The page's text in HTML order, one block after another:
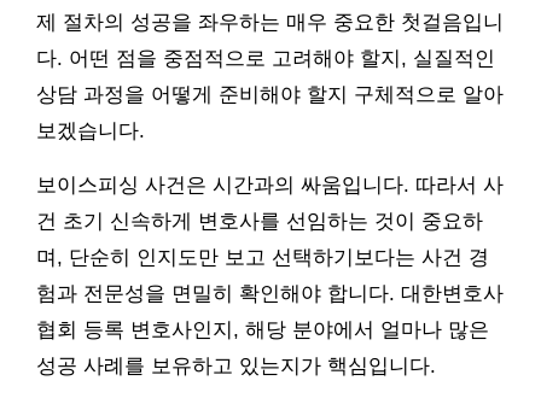
제 절차의 성공을 좌우하는 매우 중요한 첫걸음입니
다. 어떤 점을 중점적으로 고려해야 할지, 실질적인
상담 과정을 어떻게 준비해야 할지 구체적으로 알아
보겠습니다.
보이스피싱 사건은 시간과의 싸움입니다. 따라서 사
건 초기 신속하게 변호사를 선임하는 것이 중요하
며, 단순히 인지도만 보고 선택하기보다는 사건 경
험과 전문성을 면밀히 확인해야 합니다. 대한변호사
협회 등록 변호사인지, 해당 분야에서 얼마나 많은
성공 사례를 보유하고 있는지가 핵심입니다.